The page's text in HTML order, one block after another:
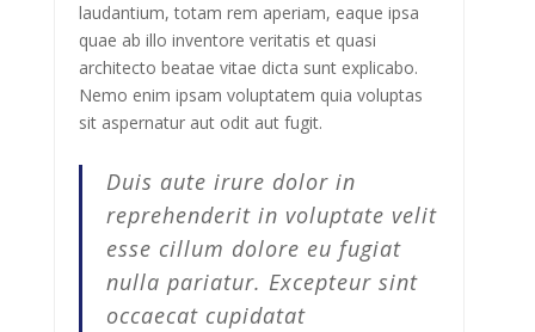
laudantium, totam rem aperiam, eaque ipsa
quae ab illo inventore veritatis et quasi
architecto beatae vitae dicta sunt explicabo.
Nemo enim ipsam voluptatem quia voluptas
sit aspernatur aut odit aut fugit.
Duis aute irure dolor in
reprehenderit in voluptate velit
esse cillum dolore eu fugiat
nulla pariatur. Excepteur sint
occaecat cupidatat